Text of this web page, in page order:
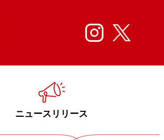
ニュースリリース